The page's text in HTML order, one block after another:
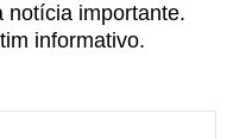
notícia importante.
informativo.